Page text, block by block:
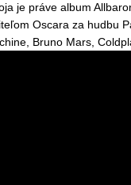
je práve album
Oscara za hudbu
Bruno Mars,